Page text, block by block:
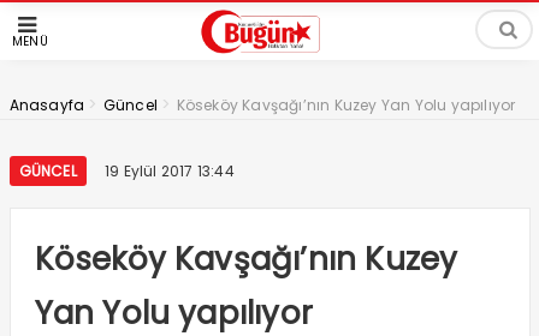
MENÜ
Anasayfa > Güncel > Köseköy Kavşağı’nın Kuzey Yan Yolu yapılıyor
GÜNCEL 19 Eylül 2017 13:44
Köseköy Kavşağı’nın Kuzey
Yan Yolu yapılıyor